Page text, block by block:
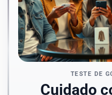
TESTE DE
Cuidado